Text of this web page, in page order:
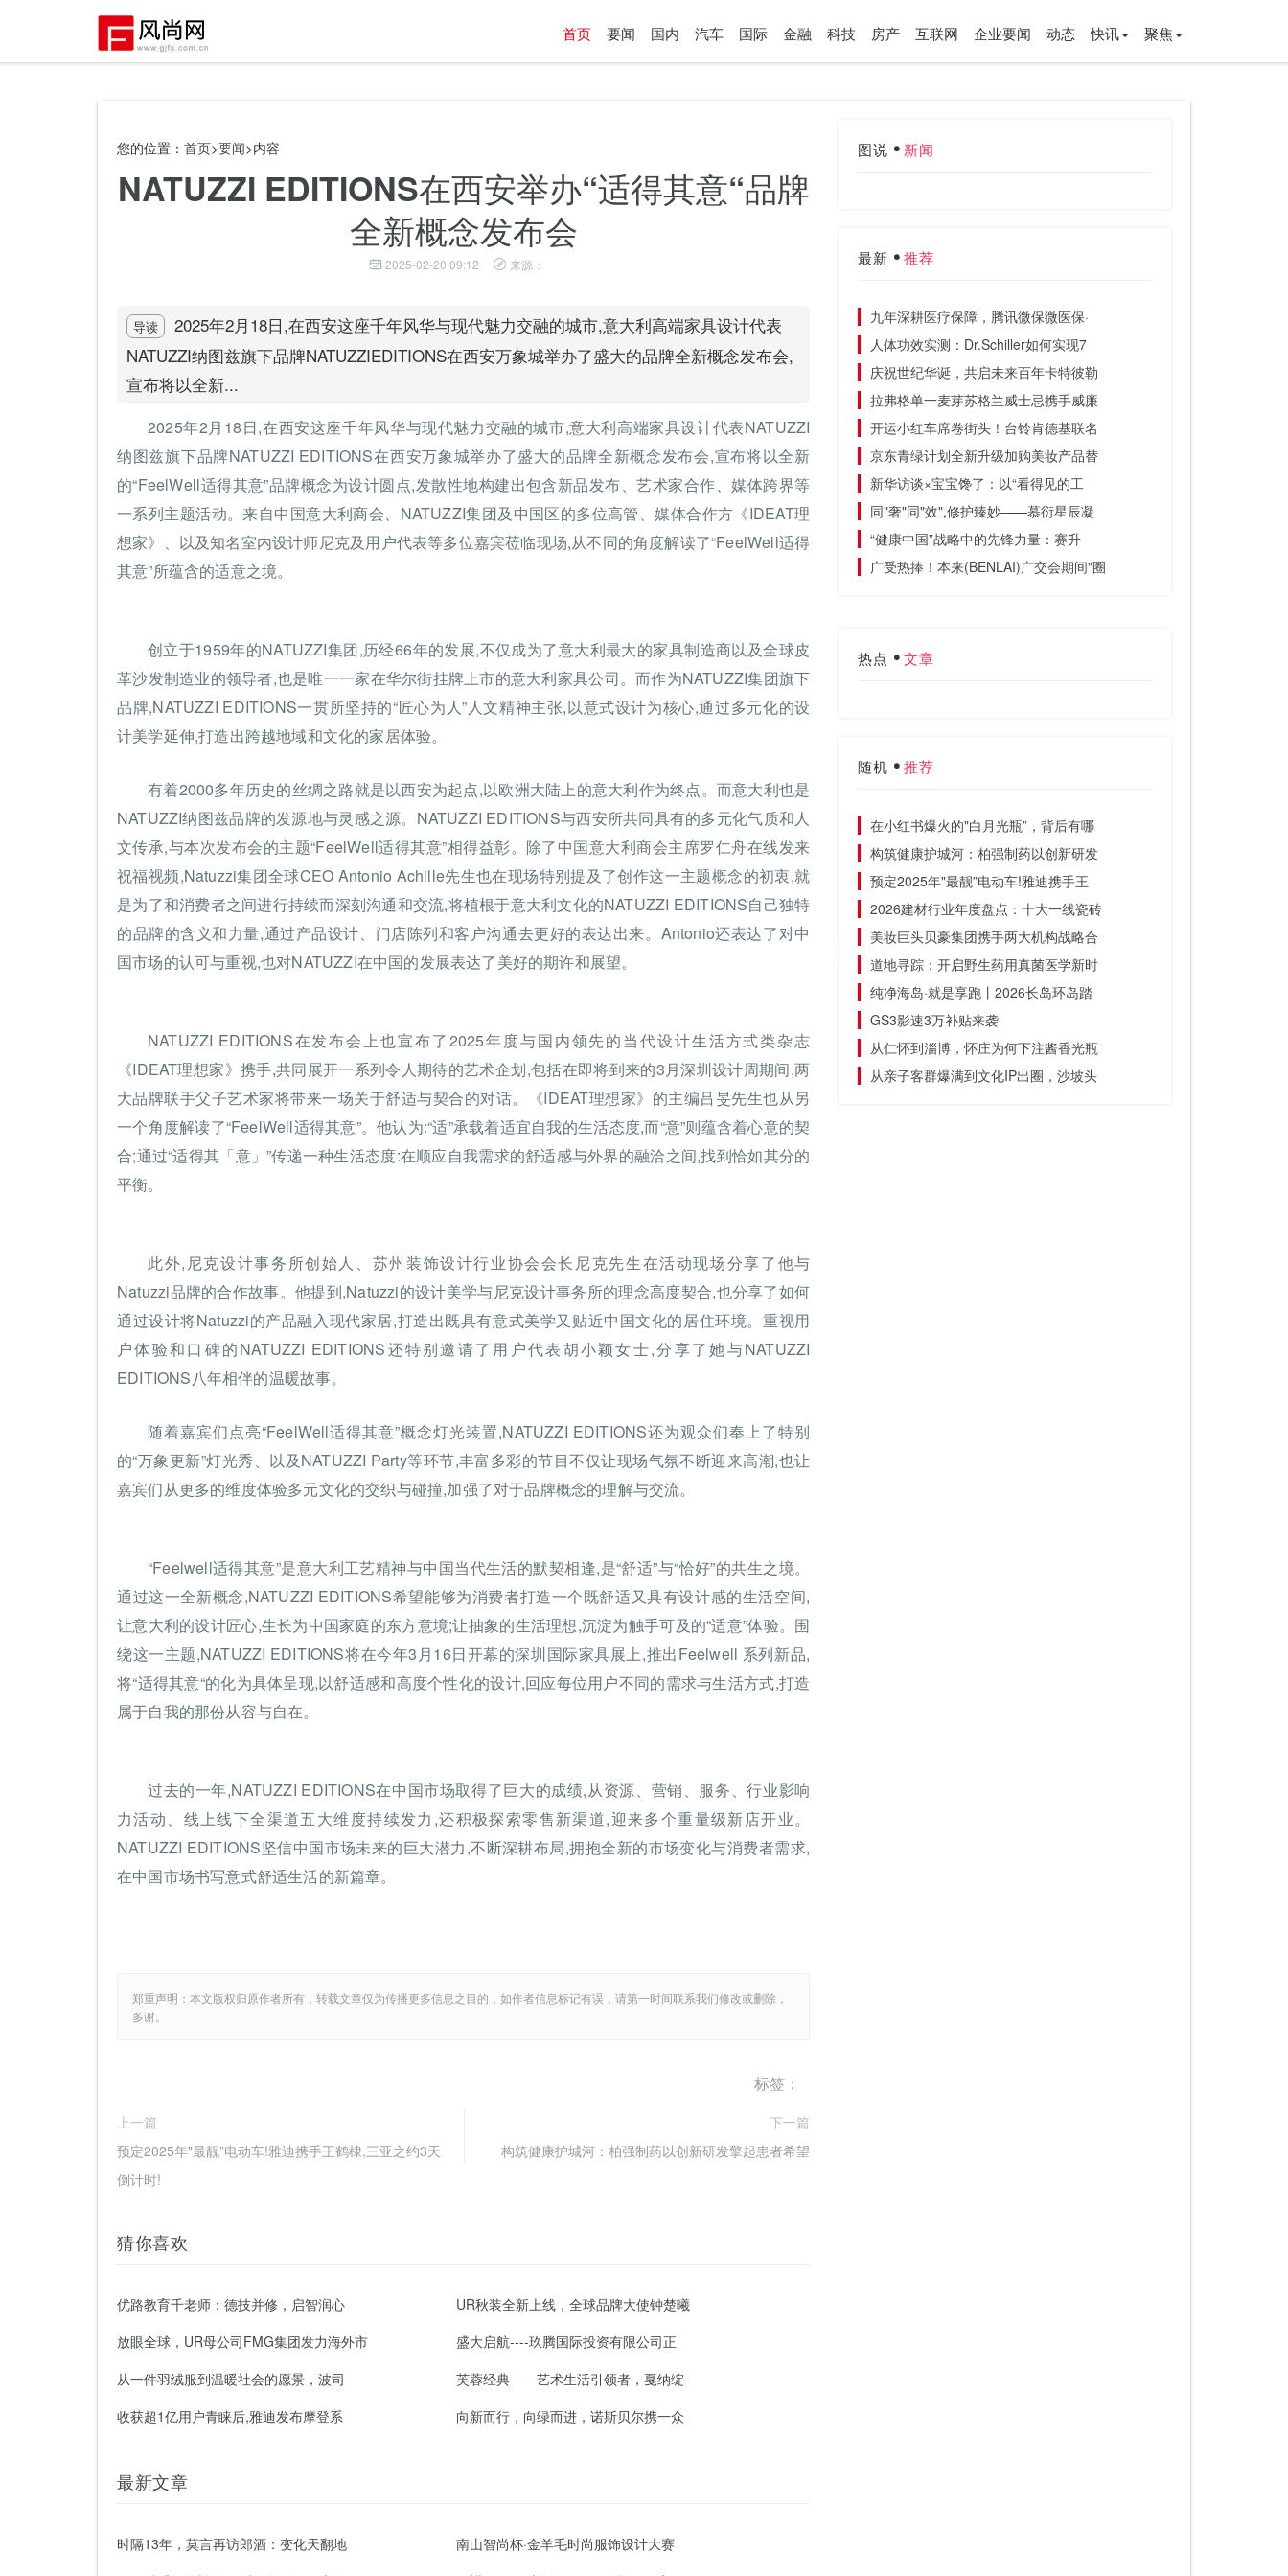
首页 要闻 国内 汽车 国际 金融 科技 房产 互联网 企业要闻 动态 快讯 聚焦
您的位置： 首页>要闻>内容
NATUZZI EDITIONS在西安举办“适得其意“品牌
全新概念发布会
2025-02-20 09:12 来源：
导读
2025年2月18日,在西安这座千年风华与现代魅力交融的城市,意大利高端家具设计代表
NATUZZI纳图兹旗下品牌NATUZZIEDITIONS在西安万象城举办了盛大的品牌全新概念发布会,
宣布将以全新...
2025年2月18日,在西安这座千年风华与现代魅力交融的城市,意大利高端家具设计代表NATUZZI
纳图兹旗下品牌NATUZZI EDITIONS在西安万象城举办了盛大的品牌全新概念发布会,宣布将以全新
的“FeelWell适得其意”品牌概念为设计圆点,发散性地构建出包含新品发布、艺术家合作、媒体跨界等
一系列主题活动。来自中国意大利商会、NATUZZI集团及中国区的多位高管、媒体合作方《IDEAT理
想家》、以及知名室内设计师尼克及用户代表等多位嘉宾莅临现场,从不同的角度解读了“FeelWell适得
其意”所蕴含的适意之境。
创立于1959年的NATUZZI集团,历经66年的发展,不仅成为了意大利最大的家具制造商以及全球皮
革沙发制造业的领导者,也是唯一一家在华尔街挂牌上市的意大利家具公司。而作为NATUZZI集团旗下
品牌,NATUZZI EDITIONS一贯所坚持的“匠心为人”人文精神主张,以意式设计为核心,通过多元化的设
计美学延伸,打造出跨越地域和文化的家居体验。
有着2000多年历史的丝绸之路就是以西安为起点,以欧洲大陆上的意大利作为终点。而意大利也是
NATUZZI纳图兹品牌的发源地与灵感之源。NATUZZI EDITIONS与西安所共同具有的多元化气质和人
文传承,与本次发布会的主题“FeelWell适得其意”相得益彰。除了中国意大利商会主席罗仁舟在线发来
祝福视频,Natuzzi集团全球CEO Antonio Achille先生也在现场特别提及了创作这一主题概念的初衷,就
是为了和消费者之间进行持续而深刻沟通和交流,将植根于意大利文化的NATUZZI EDITIONS自己独特
的品牌的含义和力量,通过产品设计、门店陈列和客户沟通去更好的表达出来。Antonio还表达了对中
国市场的认可与重视,也对NATUZZI在中国的发展表达了美好的期许和展望。
NATUZZI EDITIONS在发布会上也宣布了2025年度与国内领先的当代设计生活方式类杂志
《IDEAT理想家》携手,共同展开一系列令人期待的艺术企划,包括在即将到来的3月深圳设计周期间,两
大品牌联手父子艺术家将带来一场关于舒适与契合的对话。《IDEAT理想家》的主编吕旻先生也从另
一个角度解读了“FeelWell适得其意”。他认为:“适”承载着适宜自我的生活态度,而“意”则蕴含着心意的契
合;通过“适得其「意」”传递一种生活态度:在顺应自我需求的舒适感与外界的融洽之间,找到恰如其分的
平衡。
此外,尼克设计事务所创始人、苏州装饰设计行业协会会长尼克先生在活动现场分享了他与
Natuzzi品牌的合作故事。他提到,Natuzzi的设计美学与尼克设计事务所的理念高度契合,也分享了如何
通过设计将Natuzzi的产品融入现代家居,打造出既具有意式美学又贴近中国文化的居住环境。重视用
户体验和口碑的NATUZZI EDITIONS还特别邀请了用户代表胡小颖女士,分享了她与NATUZZI
EDITIONS八年相伴的温暖故事。
随着嘉宾们点亮“FeelWell适得其意”概念灯光装置,NATUZZI EDITIONS还为观众们奉上了特别
的“万象更新”灯光秀、以及NATUZZI Party等环节,丰富多彩的节目不仅让现场气氛不断迎来高潮,也让
嘉宾们从更多的维度体验多元文化的交织与碰撞,加强了对于品牌概念的理解与交流。
“Feelwell适得其意”是意大利工艺精神与中国当代生活的默契相逢,是“舒适”与“恰好”的共生之境。
通过这一全新概念,NATUZZI EDITIONS希望能够为消费者打造一个既舒适又具有设计感的生活空间,
让意大利的设计匠心,生长为中国家庭的东方意境;让抽象的生活理想,沉淀为触手可及的“适意”体验。围
绕这一主题,NATUZZI EDITIONS将在今年3月16日开幕的深圳国际家具展上,推出Feelwell 系列新品,
将“适得其意“的化为具体呈现,以舒适感和高度个性化的设计,回应每位用户不同的需求与生活方式,打造
属于自我的那份从容与自在。
过去的一年,NATUZZI EDITIONS在中国市场取得了巨大的成绩,从资源、营销、服务、行业影响
力活动、线上线下全渠道五大维度持续发力,还积极探索零售新渠道,迎来多个重量级新店开业。
NATUZZI EDITIONS坚信中国市场未来的巨大潜力,不断深耕布局,拥抱全新的市场变化与消费者需求,
在中国市场书写意式舒适生活的新篇章。
郑重声明：本文版权归原作者所有，转载文章仅为传播更多信息之目的，如作者信息标记有误，请第一时间联系我们修改或删除，
多谢。
标签：
上一篇
预定2025年"最靓”电动车!雅迪携手王鹤棣,三亚之约3天
倒计时!
下一篇
构筑健康护城河：柏强制药以创新研发擎起患者希望
猜你喜欢
优路教育千老师：德技并修，启智润心
UR秋装全新上线，全球品牌大使钟楚曦
放眼全球，UR母公司FMG集团发力海外市
盛大启航----玖腾国际投资有限公司正
从一件羽绒服到温暖社会的愿景，波司
芙蓉经典——艺术生活引领者，戛纳绽
收获超1亿用户青睐后,雅迪发布摩登系
向新而行，向绿而进，诺斯贝尔携一众
最新文章
时隔13年，莫言再访郎酒：变化天翻地
南山智尚杯·金羊毛时尚服饰设计大赛
图说 新闻
最新 推荐
九年深耕医疗保障，腾讯微保微医保·
人体功效实测：Dr.Schiller如何实现7
庆祝世纪华诞，共启未来百年卡特彼勒
拉弗格单一麦芽苏格兰威士忌携手威廉
开运小红车席卷街头！台铃肯德基联名
京东青绿计划全新升级加购美妆产品替
新华访谈×宝宝馋了：以“看得见的工
同"奢"同"效",修护臻妙——慕衍星辰凝
“健康中国”战略中的先锋力量：赛升
广受热捧！本来(BENLAI)广交会期间"圈
热点 文章
随机 推荐
在小红书爆火的"白月光瓶”，背后有哪
构筑健康护城河：柏强制药以创新研发
预定2025年"最靓”电动车!雅迪携手王
2026建材行业年度盘点：十大一线瓷砖
美妆巨头贝豪集团携手两大机构战略合
道地寻踪：开启野生药用真菌医学新时
纯净海岛·就是享跑丨2026长岛环岛踏
GS3影速3万补贴来袭
从仁怀到淄博，怀庄为何下注酱香光瓶
从亲子客群爆满到文化IP出圈，沙坡头